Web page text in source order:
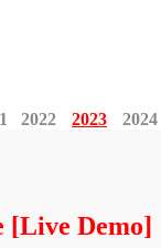
2022 2023
2024
[Live Demo]